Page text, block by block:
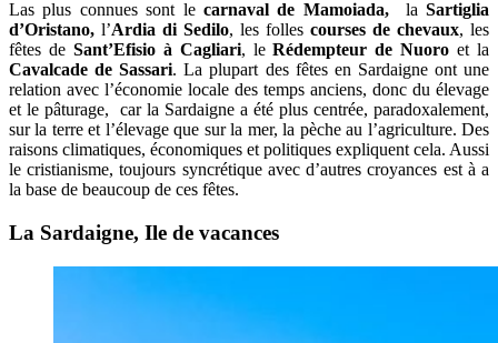
Las plus connues sont le carnaval de Mamoiada,laSartiglia
d’Oristano, l’Ardia di Sedilo, les folles courses de chevaux, les
fêtes de Sant’Efisio à Cagliari, leRédempteur de Nuoro et la
Cavalcade de Sassari. La plupart des fêtes en Sardaigne ont une
relation avec l’économie locale des temps anciens, donc du élevage
et le pâturage, car la Sardaigne a été plus centrée, paradoxalement,
sur la terre et l’élevage que sur la mer, la pèche au l’agriculture. Des
raisons climatiques, économiques et politiques expliquent cela. Aussi
le cristianisme, toujours syncrétique avec d’autres croyances est à a
la base de beaucoup de ces fêtes.
La Sardaigne, Ile de vacances